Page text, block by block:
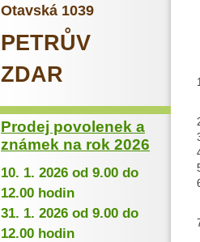
Otavská 1039
PETRŮV
ZDAR
Prodej povolenek a
známek na rok 2026
10. 1. 2026 od 9.00 do
12.00 hodin
31. 1. 2026 od 9.00 do
12.00 hodin